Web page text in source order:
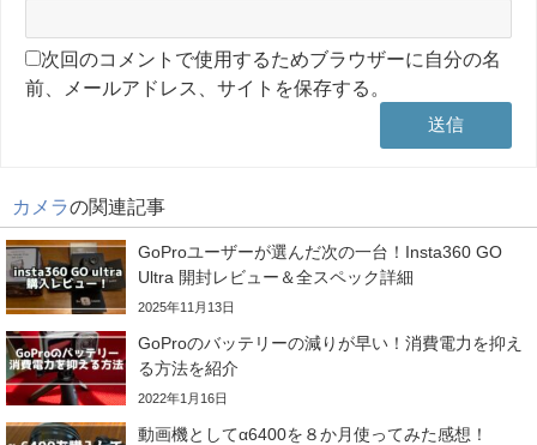
次回のコメントで使用するためブラウザーに自分の名
前、メールアドレス、サイトを保存する。
カメラの関連記事
GoProユーザーが選んだ次の一台！Insta360 GO
Ultra 開封レビュー＆全スペック詳細
2025年11月13日
GoProのバッテリーの減りが早い！消費電力を抑え
る方法を紹介
2022年1月16日
動画機としてα6400を８か月使ってみた感想！